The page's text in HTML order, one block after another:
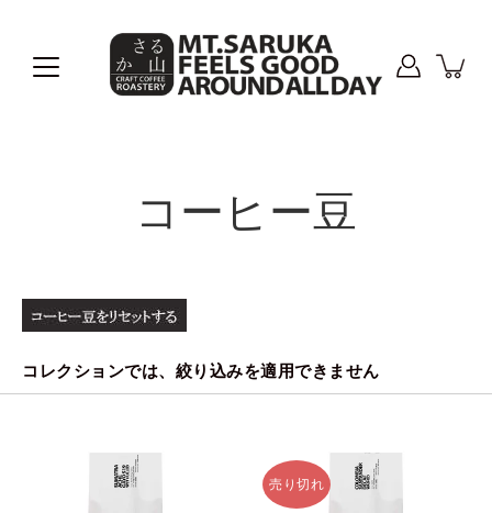
コーヒー豆
コレクションでは、絞り込みを適用できません
売り切れ